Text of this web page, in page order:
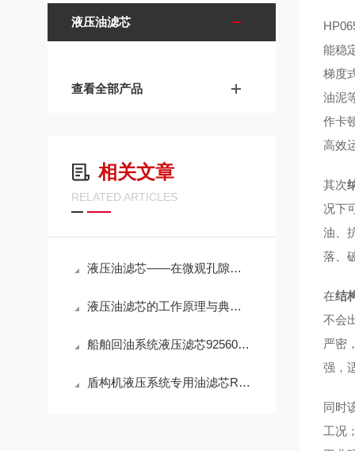
液压油滤芯
查看全部产品
相关文章
RELATED ARTICLES
液压油滤芯——在微观孔隙中捍卫液压系统的“血液纯净”
液压油滤芯的工作原理与典型应用解析
船舶回油系统液压滤芯925602Q高效滤油参数
盾构机液压系统专用油滤芯R928005927性能
能稳
梯度
油泥
作卡
高效
其次
况下
油、
落、
在结
不会
严密
强，
同时
工况